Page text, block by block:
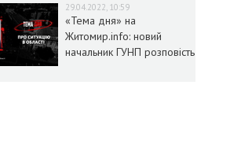
29.04.2022, 10:59
«Тема дня» на
Житомир.info: новий
начальник ГУНП розповість